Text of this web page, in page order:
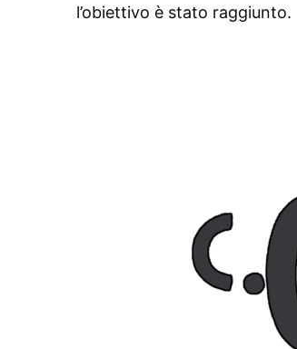
l’obiettivo è stato raggiunto.